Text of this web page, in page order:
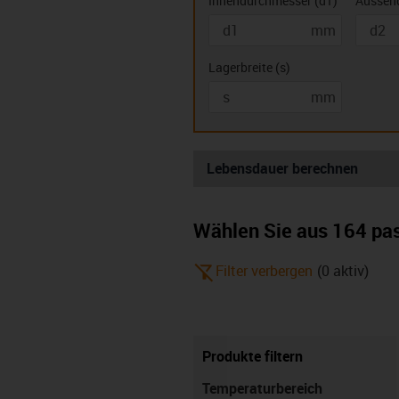
Doppelbundlager (K)
mm
Lagerbreite (s)
mm
Lebensdauer berechnen
metrisch
igus-icon-info
Diese Einstellung wirkt sich nur auf
Wählen Sie aus 164
igus-icon-filter-alt-off
Filter verbergen (0 aktiv)
Produkte filtern
Temperaturbereich